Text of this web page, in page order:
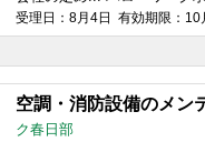
受理日：8月4日 有効期限：10
空調・消防設備のメン
ク春日部